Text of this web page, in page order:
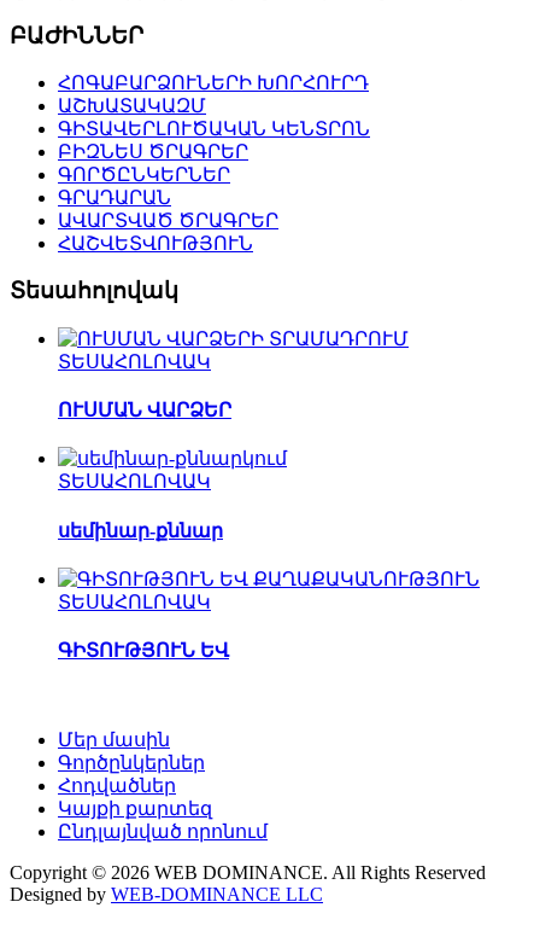
ԲԱԺԻՆՆԵՐ
ՀՈԳԱԲԱՐՁՈՒՆԵՐԻ ԽՈՐՀՈՒՐԴ
ԱՇԽԱՏԱԿԱԶՄ
ԳԻՏԱՎԵՐԼՈՒԾԱԿԱՆ ԿԵՆՏՐՈՆ
ԲԻԶՆԵՍ ԾՐԱԳՐԵՐ
ԳՈՐԾԸՆԿԵՐՆԵՐ
ԳՐԱԴԱՐԱՆ
ԱՎԱՐՏՎԱԾ ԾՐԱԳՐԵՐ
ՀԱՇՎԵՏՎՈՒԹՅՈՒՆ
Տեսահոլովակ
ՏԵՍԱՀՈԼՈՎԱԿ
ՈՒՍՄԱՆ ՎԱՐՁԵՐ
ՏԵՍԱՀՈԼՈՎԱԿ
սեմինար-քննար
ՏԵՍԱՀՈԼՈՎԱԿ
ԳԻՏՈՒԹՅՈՒՆ ԵՎ
Մեր մասին
Գործընկերներ
Հոդվածներ
Կայքի քարտեզ
Ընդլայնված որոնում
Copyright © 2026 WEB DOMINANCE. All Rights Reserved
Designed by WEB-DOMINANCE LLC